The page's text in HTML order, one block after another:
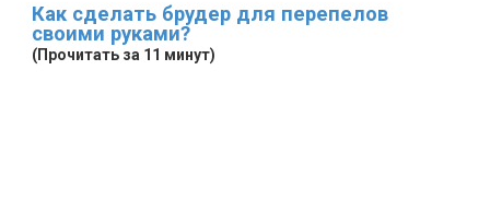
Как сделать брудер для перепелов
своими руками?
(Прочитать за 11 минут)